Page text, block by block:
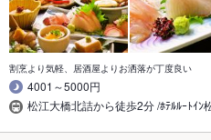
割烹より気軽、居酒屋よりお洒落が丁度良い
4001～5000円
松江大橋北詰から徒歩2分 /ﾎﾃﾙﾙｰﾄｲﾝ